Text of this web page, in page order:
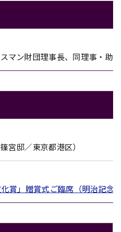
マン財団理事長、同理事・助
宮邸／東京都港区）
化賞」贈賞式ご臨席（明治記念